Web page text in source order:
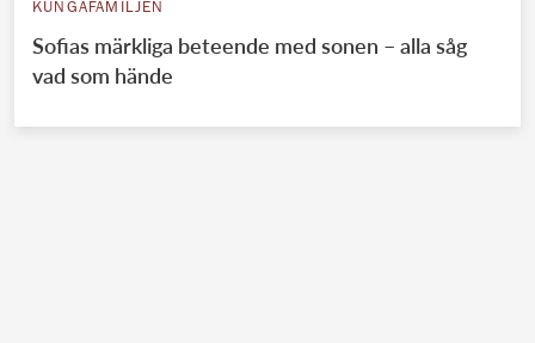
KUNGAFAMILJEN
Sofias märkliga beteende med sonen – alla såg
vad som hände